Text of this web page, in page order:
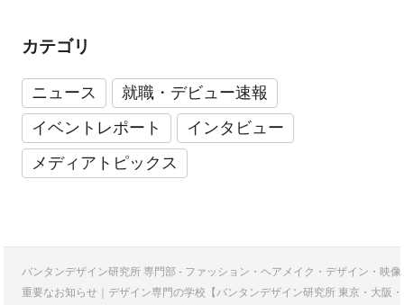
カテゴリ
ニュース
就職・デビュー速報
イベントレポート
インタビュー
メディアトピックス
バンタンデザイン研究所 専門部 - ファッション・ヘアメイク・デザイン・映
重要なお知らせ｜デザイン専門の学校【バンタンデザイン研究所 東京・大阪